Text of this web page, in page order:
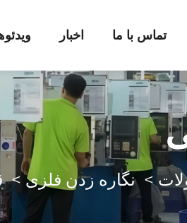
اخبار تماس با ما
>نگاره زدن فلزی>